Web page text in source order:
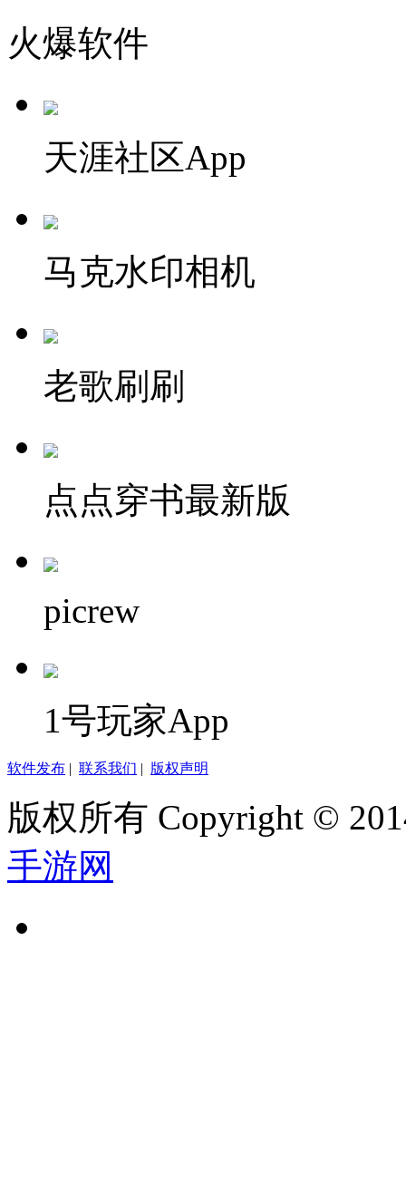
火爆软件
天涯社区App
马克水印相机
老歌刷刷
点点穿书最新版
picrew
1号玩家App
软件发布 | 联系我们 | 版权声明
版权所有 Copyright ©
手游网